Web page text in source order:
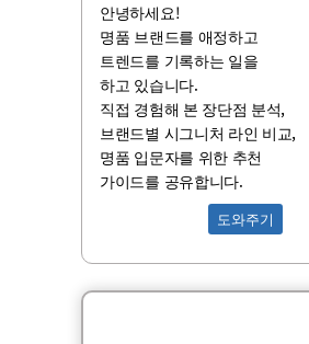
안녕하세요!
명품 브랜드를 애정하고
트렌드를 기록하는 일을
하고 있습니다.
직접 경험해 본 장단점 분석,
브랜드별 시그니처 라인 비교,
명품 입문자를 위한 추천
가이드를 공유합니다.
도와주기